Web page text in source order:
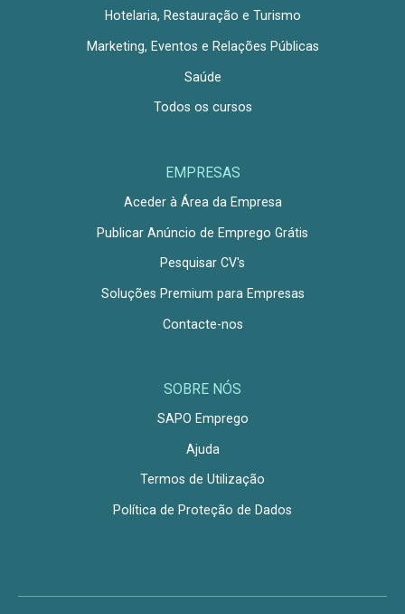
Hotelaria, Restauração e Turismo
Marketing, Eventos e Relações Públicas
Saúde
Todos os cursos
EMPRESAS
Aceder à Área da Empresa
Publicar Anúncio de Emprego Grátis
Pesquisar CV's
Soluções Premium para Empresas
Contacte-nos
SOBRE NÓS
SAPO Emprego
Ajuda
Termos de Utilização
Política de Proteção de Dados